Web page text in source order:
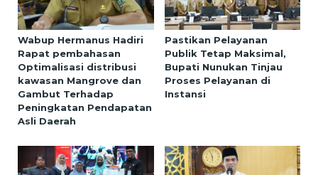
Wabup Hermanus Hadiri
Rapat pembahasan
Optimalisasi distribusi
kawasan Mangrove dan
Gambut Terhadap
Peningkatan Pendapatan
Asli Daerah
Pastikan Pelayanan
Publik Tetap Maksimal,
Bupati Nunukan Tinjau
Proses Pelayanan di
Instansi